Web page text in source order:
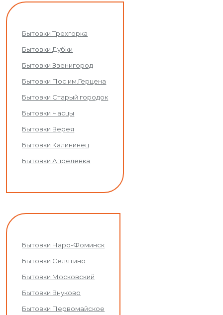
Бытовки Трехгорка
Бытовки Дубки
Бытовки Звенигород
Бытовки Пос.им.Герцена
Бытовки Старый городок
Бытовки Часцы
Бытовки Верея
Бытовки Калининец
Бытовки Апрелевка
Бытовки Наро-Фоминск
Бытовки Селятино
Бытовки Московский
Бытовки Внуково
Бытовки Первомайское